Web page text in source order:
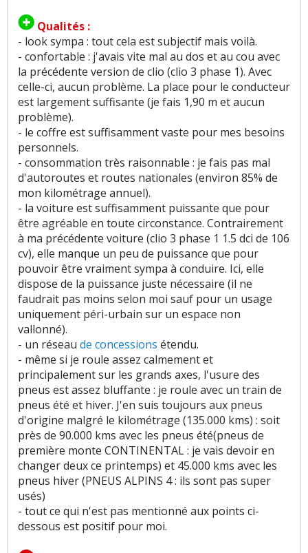
Qualités :
- look sympa : tout cela est subjectif mais voilà.
- confortable : j'avais vite mal au dos et au cou avec
la précédente version de clio (clio 3 phase 1). Avec
celle-ci, aucun problème. La place pour le conducteur
est largement suffisante (je fais 1,90 m et aucun
problème).
- le coffre est suffisamment vaste pour mes besoins
personnels.
- consommation très raisonnable : je fais pas mal
d'autoroutes et routes nationales (environ 85% de
mon kilométrage annuel).
- la voiture est suffisamment puissante que pour
être agréable en toute circonstance. Contrairement
à ma précédente voiture (clio 3 phase 1 1.5 dci de 106
cv), elle manque un peu de puissance que pour
pouvoir être vraiment sympa à conduire. Ici, elle
dispose de la puissance juste nécessaire (il ne
faudrait pas moins selon moi sauf pour un usage
uniquement péri-urbain sur un espace non
vallonné).
- un réseau de concessions étendu.
- même si je roule assez calmement et
principalement sur les grands axes, l'usure des
pneus est assez bluffante : je roule avec un train de
pneus été et hiver. J'en suis toujours aux pneus
d'origine malgré le kilométrage (135.000 kms) : soit
près de 90.000 kms avec les pneus été(pneus de
première monte CONTINENTAL : je vais devoir en
changer deux ce printemps) et 45.000 kms avec les
pneus hiver (PNEUS ALPINS 4 : ils sont pas super
usés)
- tout ce qui n'est pas mentionné aux points ci-
dessous est positif pour moi.